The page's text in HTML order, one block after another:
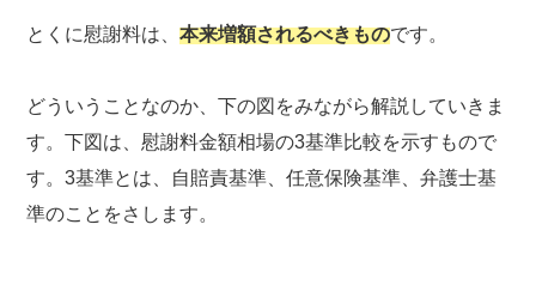
とくに慰謝料は、本来増額されるべきものです。
どういうことなのか、下の図をみながら解説していきま
す。下図は、慰謝料金額相場の3基準比較を示すもので
す。3基準とは、自賠責基準、任意保険基準、弁護士基
準のことをさします。